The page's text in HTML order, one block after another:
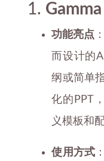
1. Gamma
功能亮点
而设计的
纲或简单
化的PPT
义模板和
使用方式